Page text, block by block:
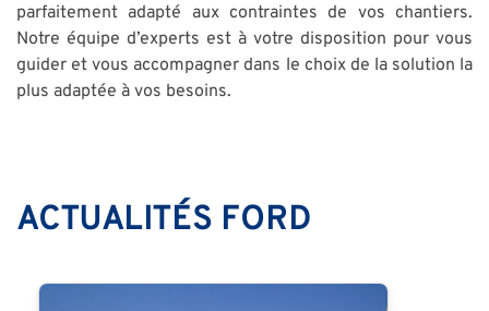
parfaitement adapté aux contraintes de vos chantiers.
Notre équipe d’experts est à votre disposition pour vous
guider et vous accompagner dans le choix de la solution la
plus adaptée à vos besoins.
ACTUALITÉS FORD